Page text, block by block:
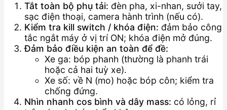
Tắt toàn bộ phụ tải: đèn pha, xi-nhan, sưởi tay,
sạc điện thoại, camera hành trình (nếu có).
Kiểm tra kill switch / khóa điện: đảm bảo công
tắc ngắt máy ở vị trí ON; khóa điện mở đúng.
Đảm bảo điều kiện an toàn để đề:
Xe ga: bóp phanh (thường là phanh trái
hoặc cả hai tuỳ xe).
Xe số: về N (mo) hoặc bóp côn; kiểm tra
chống đứng.
Nhìn nhanh cos bình và dây mass: có lỏng, rỉ